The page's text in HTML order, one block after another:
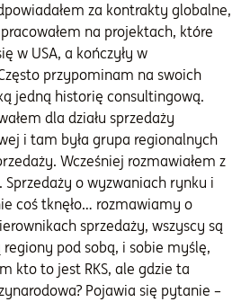
za kontrakty globalne,
na projektach, które
w USA, a kończyły w
przypominam na swoich
jedną historię consultingową.
dla działu sprzedaży
i tam była grupa regionalnych
Wcześniej rozmawiałem z
Sprzedaży o wyzwaniach rynku i
coś tknęło… rozmawiamy o
sprzedaży, wszyscy są
pod sobą, i sobie myślę,
kto to jest RKS, ale gdzie ta
Pojawia się pytanie –